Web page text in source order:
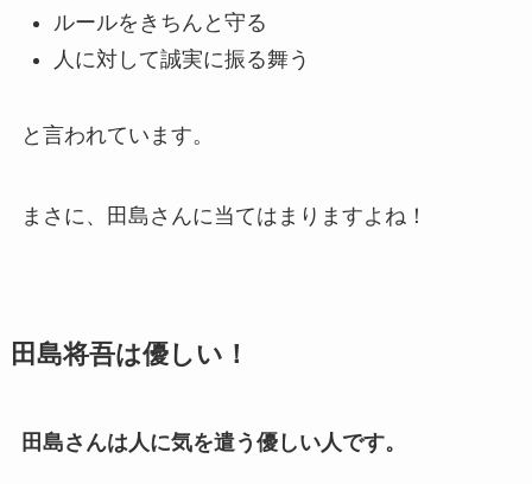
ルールをきちんと守る
人に対して誠実に振る舞う
と言われています。
まさに、田島さんに当てはまりますよね！
田島将吾は優しい！
田島さんは人に気を遣う優しい人です。